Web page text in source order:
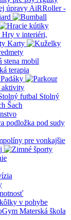
AiRRoller -
Hry v interiéri,
Karty
stena mobil
terapia
Padáky
aktivity
Stolný
Šach
pre vonkajšie
Materská škola